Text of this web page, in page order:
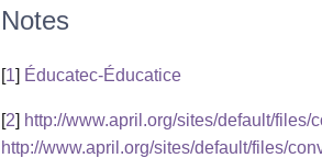
Notes
[1] Éducatec-Éducatice
[2] http://www.april.org/sites/default/
http://www.april.org/sites/default/files/